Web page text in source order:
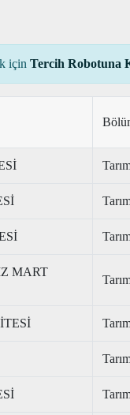
için Tercih Robotuna
MART